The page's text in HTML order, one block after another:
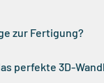
zur Fertigung?
perfekte 3D-